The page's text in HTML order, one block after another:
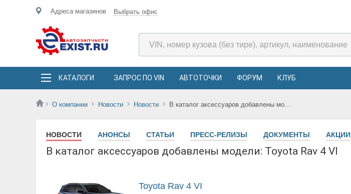
Адреса магазинов Выбрать офис
КАТАЛОГИ ЗАПРОС ПО VIN АВТОТОЧКИ ФОРУМ КЛУБ
О компании Новости Новости В каталог аксессуаров добавлены мо...
НОВОСТИ АНОНСЫ СТАТЬИ ПРЕСС-РЕЛИЗЫ ДОКУМЕНТЫ АКЦИИ
В каталог аксессуаров добавлены модели: Toyota Rav 4 VI
Toyota Rav 4 VI